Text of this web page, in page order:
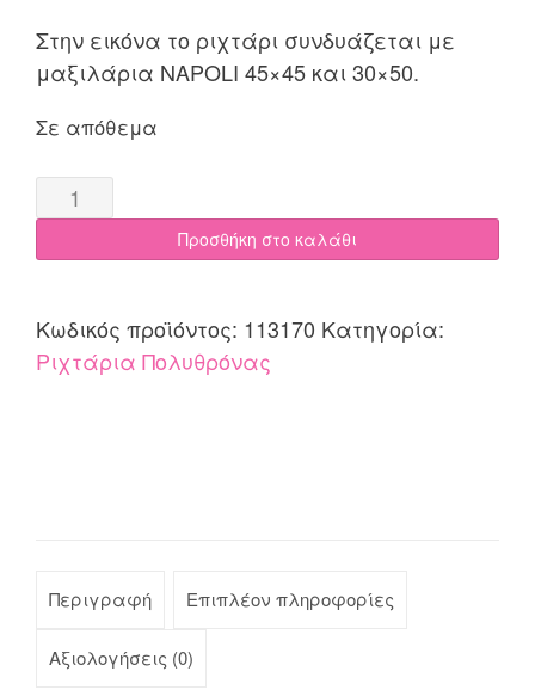
Στην εικόνα το ριχτάρι συνδυάζεται με
μαξιλάρια NAPOLI 45×45 και 30×50.
Σε απόθεμα
Ριχτάρι
Πολυθρόνας
170x170
SIENA
μπεζ
quantity
Προσθήκη στο καλάθι
Κωδικός προϊόντος: 113170 Κατηγορία:
Ριχτάρια Πολυθρόνας
Περιγραφή Επιπλέον πληροφορίες
Αξιολογήσεις (0)